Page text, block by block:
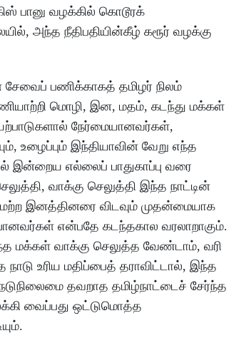
பானு வழக்கில் கொடூரக்
அந்த நீதிபதியின்கீழ் கரூர் வழக்கு
சேவைப் பணிக்காகத் தமிழர் நிலம்
பணியாற்றி மொழி, இன, மதம், கடந்து மக்கள்
நேர்மையானவர்கள்,
உழைப்பும் இந்தியாவின் வேறு எந்த
இன்றைய எல்லைப் பாதுகாப்பு வரை
வாக்கு செலுத்தி இந்த நாட்டின்
இனத்தினரை விடவும் முதன்மையாக
என்பதே கடந்தகால வரலாறாகும்.
மக்கள் வாக்கு செலுத்த வேண்டாம், வரி
உரிய மதிப்பைத் தராவிட்டால், இந்த
நடுநிலைமை தவறாத தமிழ்நாட்டைச் சேர்ந்த
வைப்பது ஒட்டுமொத்த